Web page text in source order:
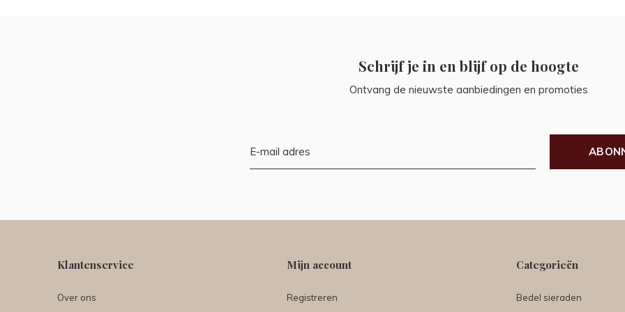
Schrijf je in en blijf op de hoogte
Ontvang de nieuwste aanbiedingen en promoties
Klantenservice
Over ons
Mijn account
Registreren
Categorieën
Bedel sieraden